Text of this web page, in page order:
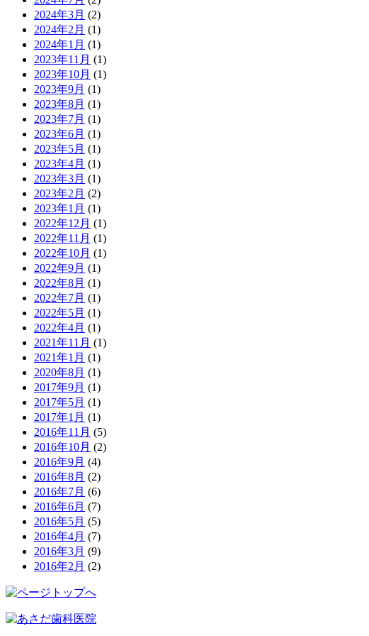
2024年3月 (2)
2024年2月 (1)
2024年1月 (1)
2023年11月 (1)
2023年10月 (1)
2023年9月 (1)
2023年8月 (1)
2023年7月 (1)
2023年6月 (1)
2023年5月 (1)
2023年4月 (1)
2023年3月 (1)
2023年2月 (2)
2023年1月 (1)
2022年12月 (1)
2022年11月 (1)
2022年10月 (1)
2022年9月 (1)
2022年8月 (1)
2022年7月 (1)
2022年5月 (1)
2022年4月 (1)
2021年11月 (1)
2021年1月 (1)
2020年8月 (1)
2017年9月 (1)
2017年5月 (1)
2017年1月 (1)
2016年11月 (5)
2016年10月 (2)
2016年9月 (4)
2016年8月 (2)
2016年7月 (6)
2016年6月 (7)
2016年5月 (5)
2016年4月 (7)
2016年3月 (9)
2016年2月 (2)